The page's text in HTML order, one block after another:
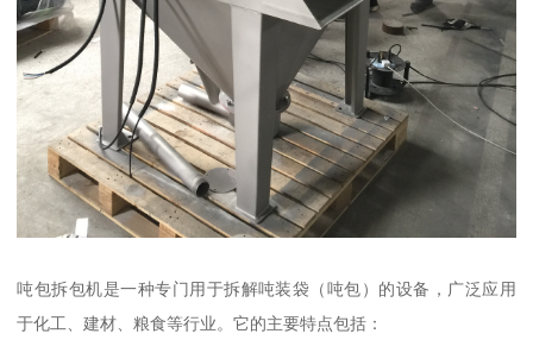
吨包拆包机是一种专门用于拆解吨装袋（吨包）的设备，广泛应用
于化工、建材、粮食等行业。它的主要特点包括：